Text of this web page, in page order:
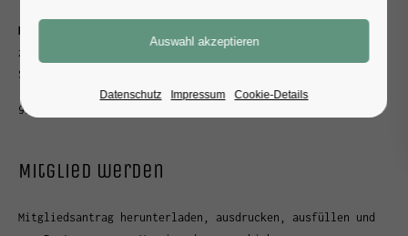
Karmannfreunde Bayern e.V.
z.H. Werner Artinger
Stadl 3a
93179 Brennberg
Mitglied werden
Mitgliedsantrag herunterladen, ausdrucken, ausfüllen und
Datenschutz Impressum Cookie-Details